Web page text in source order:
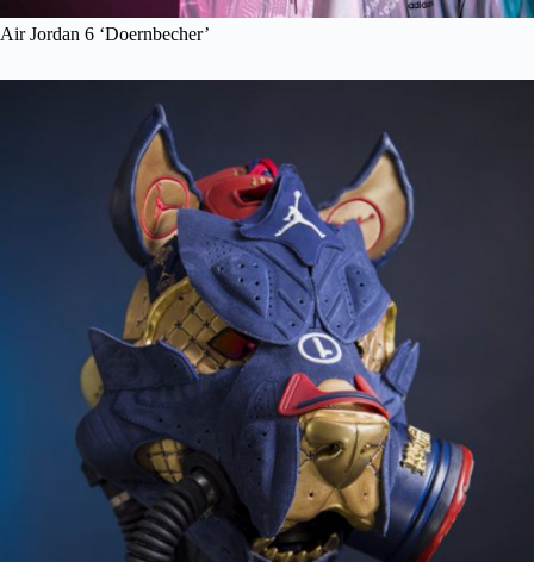
Air Jordan 6 ‘Doernbecher’